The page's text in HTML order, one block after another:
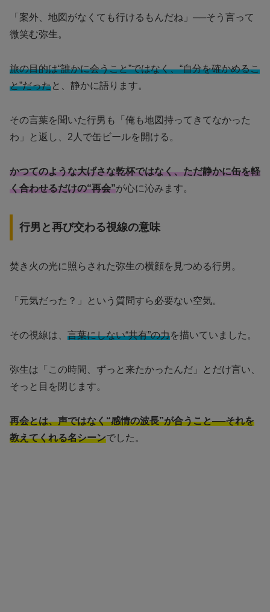
「案外、地図がなくても行けるもんだね」──そう言って
微笑む弥生。
旅の目的は“誰かに会うこと”ではなく、“自分を確かめるこ
と”だったと、静かに語ります。
その言葉を聞いた行男も「俺も地図持ってきてなかった
わ」と返し、2人で缶ビールを開ける。
かつてのような大げさな乾杯ではなく、ただ静かに缶を軽
く合わせるだけの“再会”が心に沁みます。
行男と再び交わる視線の意味
焚き火の光に照らされた弥生の横顔を見つめる行男。
「元気だった？」という質問すら必要ない空気。
その視線は、 言葉にしない“共有”の力を描いていました。
弥生は「この時間、ずっと来たかったんだ」とだけ言い、
そっと目を閉じます。
再会とは、声ではなく“感情の波長”が合うこと──それを
教えてくれる名シーンでした。